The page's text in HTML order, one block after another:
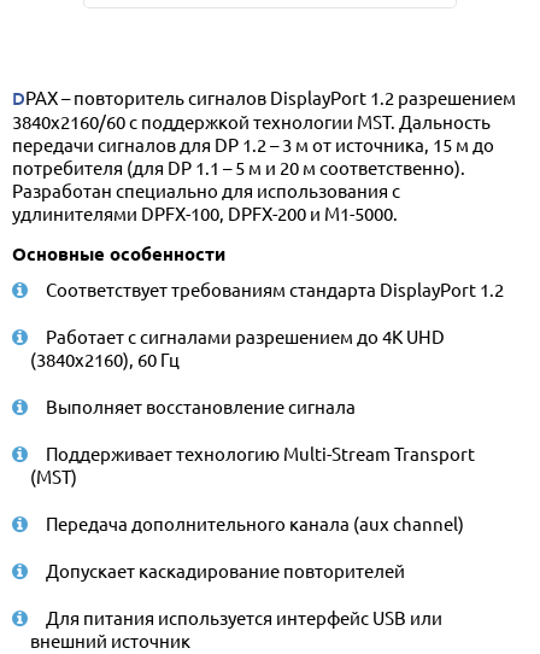
DPAX – повторитель сигналов DisplayPort 1.2 разрешением
3840x2160/60 с поддержкой технологии MST. Дальность
передачи сигналов для DP 1.2 – 3 м от источника, 15 м до
потребителя (для DP 1.1 – 5 м и 20 м соответственно).
Разработан специально для использования с
удлинителями DPFX-100, DPFX-200 и M1-5000.
Основные особенности
Соответствует требованиям стандарта DisplayPort 1.2
Работает с сигналами разрешением до 4K UHD
(3840x2160), 60 Гц
Выполняет восстановление сигнала
Поддерживает технологию Multi-Stream Transport
(MST)
Передача дополнительного канала (aux channel)
Допускает каскадирование повторителей
Для питания используется интерфейс USB или
внешний источник